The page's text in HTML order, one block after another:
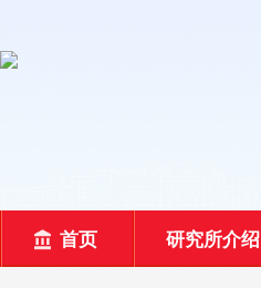
首页 研究所介绍